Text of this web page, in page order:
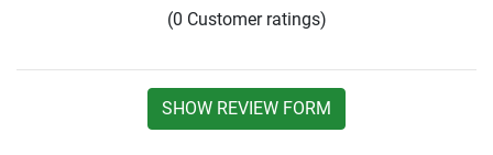
(0 Customer ratings)
SHOW REVIEW FORM